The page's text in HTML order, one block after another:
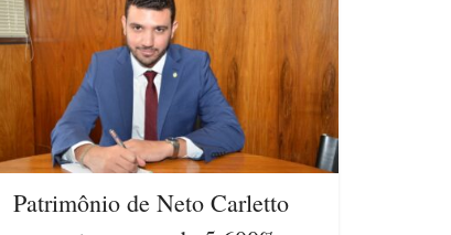
Patrimônio de Neto Carletto